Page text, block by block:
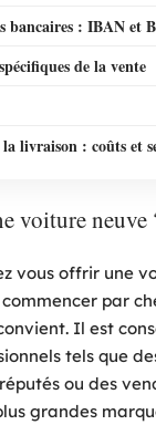
bancaires : IBAN et
de la vente
livraison : coûts et
voiture neuve
vous offrir une
par
Il est
tels que
ou des
grandes